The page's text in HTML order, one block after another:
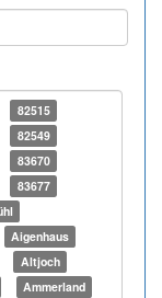
82515
82549
83670
83677
Aigenhaus
Altjoch
Ammerland